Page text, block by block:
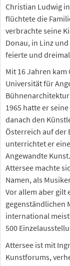
Christian Ludwig
flüchtete die
verbrachte seine
Donau, in Linz
feierte und
Mit 16 Jahren
Universität für
1965 hatte er
danach den
Österreich auf der
unterrichtet er
Angewandte
Attersee machte
Namen, als
Vor allem aber gilt
gegenständlichen
international
500
Attersee ist mit
Kunstforums,